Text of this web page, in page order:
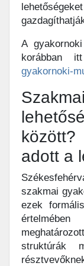
A
korábban
gyakornoki-
adott a
szakmai
ezek
struktúrák